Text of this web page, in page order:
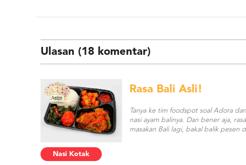
Ulasan (18 komentar)
Nasi Kotak
Rasa Bali Asli!
Tanya ke tim foodspot soal Adora
nasi ayam balinya. Dan bener aja,
masakan Bali lagi, bakal balik pesen